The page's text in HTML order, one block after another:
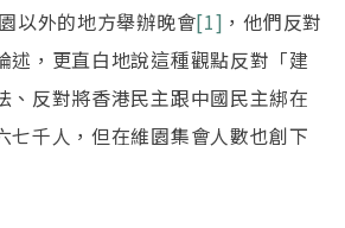
以外的地方舉辦晚會[1] ，他們反對
述，更直白地說這種觀點反對「建
、反對將香港民主跟中國民主綁在
七千人，但在維園集會人數也創下